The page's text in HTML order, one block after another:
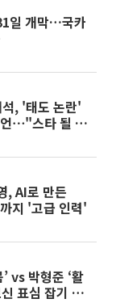
일 개막…국카
, '태도 논란'
언⋯"스타 될 때
, AI로 만든
지 '고급 인력'
vs 박형준 ‘활
표심 잡기 나